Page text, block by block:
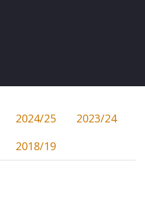
2024/25
2023/24
2018/19